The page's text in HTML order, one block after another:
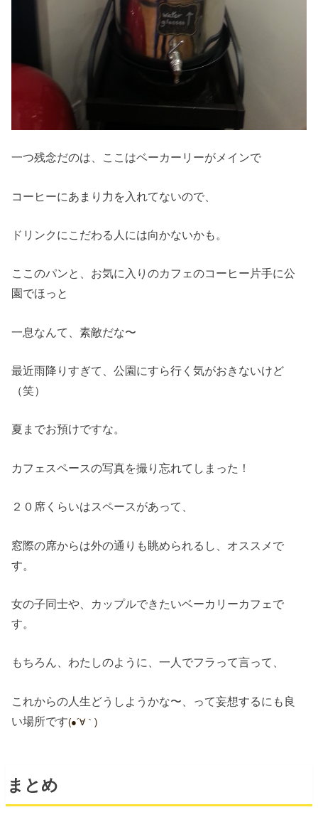
一つ残念だのは、ここはベーカーリーがメインで
コーヒーにあまり力を入れてないので、
ドリンクにこだわる人には向かないかも。
ここのパンと、お気に入りのカフェのコーヒー片手に公
園でほっと
一息なんて、素敵だな〜
最近雨降りすぎて、公園にすら行く気がおきないけど
（笑）
夏までお預けですな。
カフェスペースの写真を撮り忘れてしまった！
２０席くらいはスペースがあって、
窓際の席からは外の通りも眺められるし、オススメで
す。
女の子同士や、カップルできたいベーカリーカフェで
す。
もちろん、わたしのように、一人でフラって言って、
これからの人生どうしようかな〜、って妄想するにも良
い場所です(●´∀｀)
まとめ